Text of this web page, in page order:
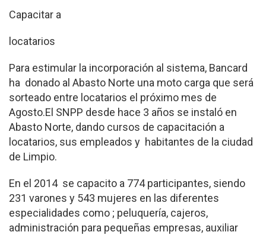
Capacitar a
locatarios
Para estimular la incorporación al sistema, Bancard
ha donado al Abasto Norte una moto carga que será
sorteado entre locatarios el próximo mes de
Agosto.El SNPP desde hace 3 años se instaló en
Abasto Norte, dando cursos de capacitación a
locatarios, sus empleados y habitantes de la ciudad
de Limpio.
En el 2014 se capacito a 774 participantes, siendo
231 varones y 543 mujeres en las diferentes
especialidades como ; peluquería, cajeros,
administración para pequeñas empresas, auxiliar